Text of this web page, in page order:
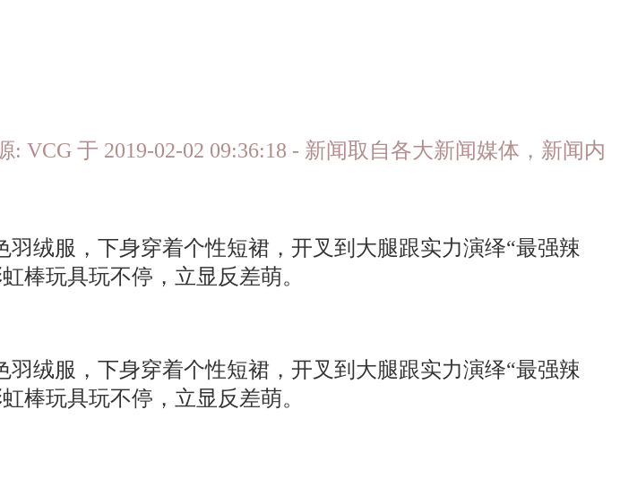
: VCG 于 2019-02-02 09:36:18 - 新闻取自各大新闻媒体，新闻内
绒服，下身穿着个性短裙，开叉到大腿跟实力演绎“最强辣
棒玩具玩不停，立显反差萌。
绒服，下身穿着个性短裙，开叉到大腿跟实力演绎“最强辣
棒玩具玩不停，立显反差萌。